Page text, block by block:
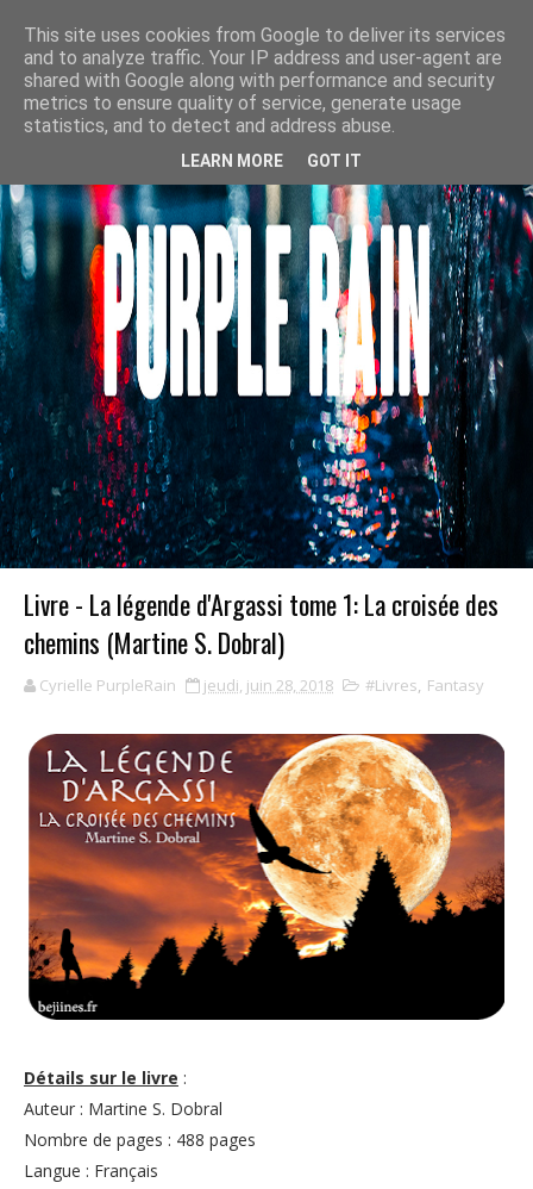
Livre - La légende d'Argassi tome 1: La croisée des
chemins (Martine S. Dobral)
Cyrielle PurpleRain jeudi, juin 28, 2018 #Livres, Fantasy
Détails sur le livre :
Auteur : Martine S. Dobral
Nombre de pages : 488 pages
Langue : Français
This site uses cookies from Google to deliver its services
and to analyze traffic. Your IP address and user-agent are
shared with Google along with performance and security
metrics to ensure quality of service, generate usage
statistics, and to detect and address abuse.
LEARN MORE GOT IT